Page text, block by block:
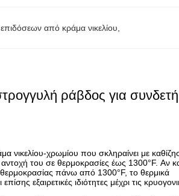
από κράμα νικελίου
ράβδος για
νικελίου-χρωμίου που σκληραίνει με
του σε θερμοκρασίες έως 1300°F. Αν
πάνω από 1300°F, το θερμικά
εξαιρετικές ιδιότητες μέχρι τις